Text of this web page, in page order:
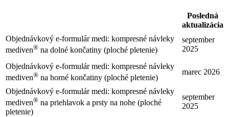
Posledná
aktualizácia
Objednávkový e-formulár medi: kompresné návleky
mediven® na dolné končatiny (ploché pletenie)
september
2025
Objednávkový e-formulár medi: kompresné návleky
mediven® na horné končatiny (ploché pletenie)
marec 2026
Objednávkový e-formulár medi: kompresné návleky
mediven® na priehlavok a prsty na nohe (ploché
pletenie)
september
2025